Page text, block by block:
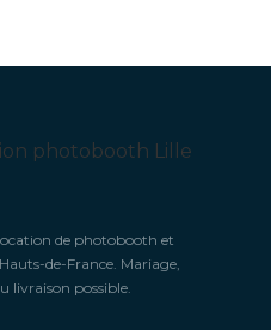
de photobooth et
de-France. Mariage,
livraison possible.